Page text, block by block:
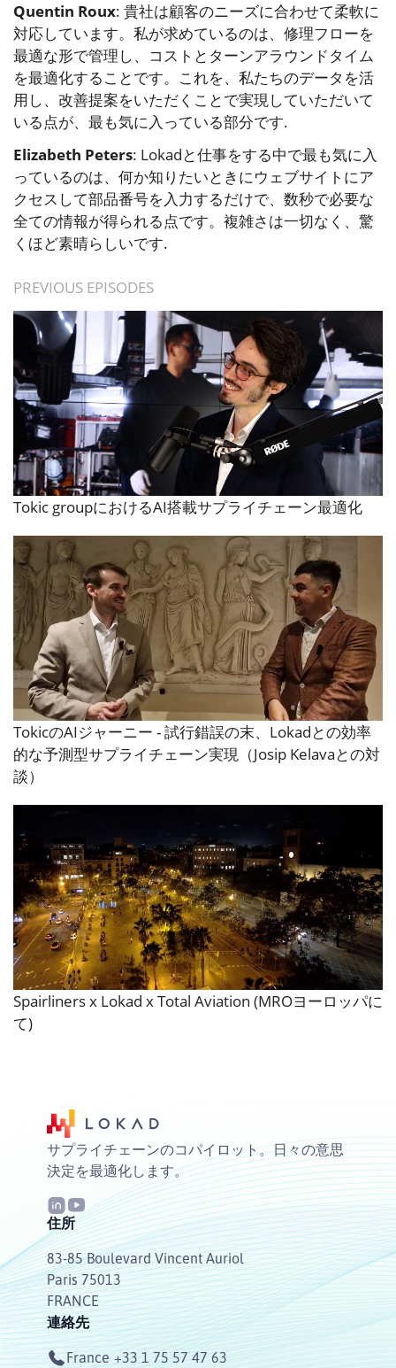
Quentin Roux: 貴社は顧客のニーズに合わせて柔軟に
対応しています。私が求めているのは、修理フローを
最適な形で管理し、コストとターンアラウンドタイム
を最適化することです。これを、私たちのデータを活
用し、改善提案をいただくことで実現していただいて
いる点が、最も気に入っている部分です.
Elizabeth Peters: Lokadと仕事をする中で最も気に入
っているのは、何か知りたいときにウェブサイトにア
クセスして部品番号を入力するだけで、数秒で必要な
全ての情報が得られる点です。複雑さは一切なく、驚
くほど素晴らしいです.
PREVIOUS EPISODES
Tokic groupにおけるAI搭載サプライチェーン最適化
TokicのAIジャーニー - 試行錯誤の末、Lokadとの効率
的な予測型サプライチェーン実現（Josip Kelavaとの対
談）
Spairliners x Lokad x Total Aviation (MROヨーロッパに
て)
サプライチェーンのコパイロット。日々の意思
決定を最適化します。
住所
83-85 Boulevard Vincent Auriol
Paris 75013
FRANCE
連絡先
France +33 1 75 57 47 63